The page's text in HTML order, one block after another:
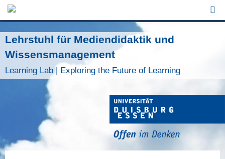
Jump to Navigation
Lehrstuhl für Mediendidaktik und
Wissensmanagement
Learning Lab | Exploring the Future of Learning